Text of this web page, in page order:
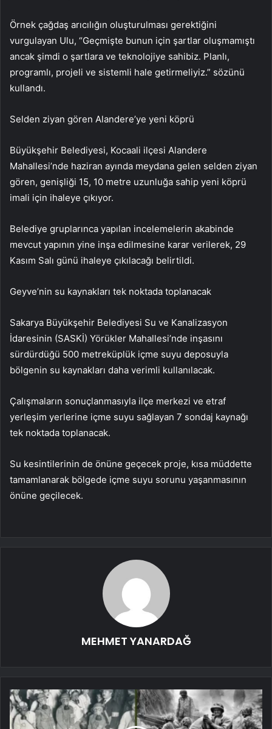
Örnek çağdaş arıcılığın oluşturulması gerektiğini
vurgulayan Ulu, “Geçmişte bunun için şartlar oluşmamıştı
ancak şimdi o şartlara ve teknolojiye sahibiz. Planlı,
programlı, projeli ve sistemli hale getirmeliyiz.” sözünü
kullandı.
Selden ziyan gören Alandere’ye yeni köprü
Büyükşehir Belediyesi, Kocaali ilçesi Alandere
Mahallesi’nde haziran ayında meydana gelen selden ziyan
gören, genişliği 15, 10 metre uzunluğa sahip yeni köprü
imali için ihaleye çıkıyor.
Belediye gruplarınca yapılan incelemelerin akabinde
mevcut yapının yine inşa edilmesine karar verilerek, 29
Kasım Salı günü ihaleye çıkılacağı belirtildi.
Geyve’nin su kaynakları tek noktada toplanacak
Sakarya Büyükşehir Belediyesi Su ve Kanalizasyon
İdaresinin (SASKİ) Yörükler Mahallesi’nde inşasını
sürdürdüğü 500 metreküplük içme suyu deposuyla
bölgenin su kaynakları daha verimli kullanılacak.
Çalışmaların sonuçlanmasıyla ilçe merkezi ve etraf
yerleşim yerlerine içme suyu sağlayan 7 sondaj kaynağı
tek noktada toplanacak.
Su kesintilerinin de önüne geçecek proje, kısa müddette
tamamlanarak bölgede içme suyu sorunu yaşanmasının
önüne geçilecek.
MEHMET YANARDAĞ